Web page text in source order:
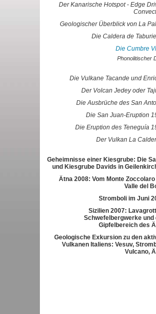
Der Kanarische Hotspot - Edge
Geologischer Überblick von La
Die Caldera de
Die Cumbre
Phonolitischer
Die Vulkane Tacande und
Der Volcan Jedey oder
Die Ausbrüche des San
Die San Juan-Eruption
Die Eruption des Teneguía
Der Vulkan La
Geheimnisse einer Kiesgrube: Die
und Kiesgrube Davids in
Ätna 2008: Vom Monte Zoccolaro
Valle del
Stromboli im Juni
Sizilien 2007:
Schwefelbergwerke und
Gipfelbereich des
Geologische Exkursion zu den
Vulkanen Italiens: Vesuv,
Vulcano,